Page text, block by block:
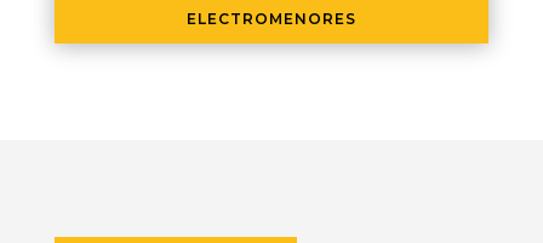
ELECTROMENORES